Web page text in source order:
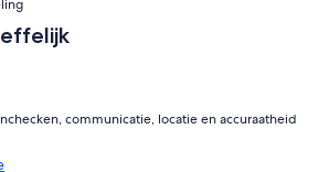
are 10 minutes away
a short 30 minute drive.
thanks for providing such a beautiful,
to stay in!
communicatie, locatie en accuraatheid